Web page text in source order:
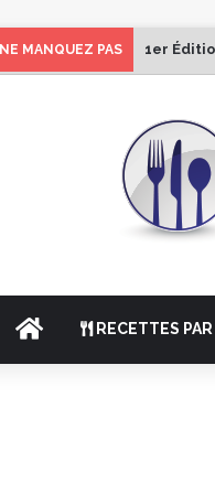
NE MANQUEZ PAS 1er
ACCUEILRECETTES